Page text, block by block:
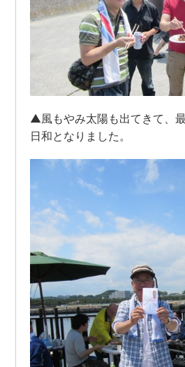
▲風もやみ太陽も出てきて、
日和となりました。